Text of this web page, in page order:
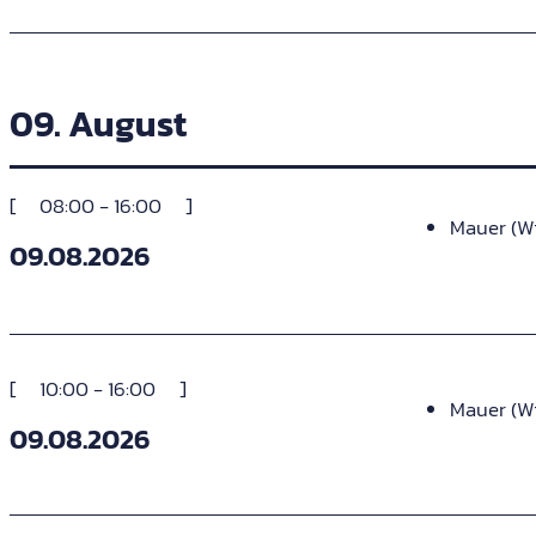
09. August
08:00 - 16:00
09.08.2026
Mauer
10:00 - 16:00
09.08.2026
Mauer